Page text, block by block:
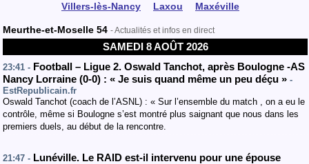
Villers-lès-Nancy
Laxou Maxéville
Meurthe-et-Moselle 54 - Actualités et infos en direct
SAMEDI 8 AOÛT 2026
23:41 - Football – Ligue 2. Oswald Tanchot, après Boulogne -AS
Nancy Lorraine (0-0) : « Je suis quand même un peu déçu » -
EstRepublicain.fr
Oswald Tanchot (coach de l’ASNL) : « Sur l’ensemble du match , on a eu le
contrôle, même si Boulogne s’est montré plus saignant que nous dans les
premiers duels, au début de la rencontre.
21:47 - Lunéville. Le RAID est-il intervenu pour une épouse